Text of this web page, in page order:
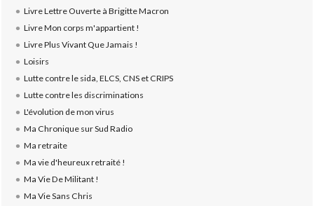
Livre Lettre Ouverte à Brigitte Macron
Livre Mon corps m'appartient !
Livre Plus Vivant Que Jamais !
Loisirs
Lutte contre le sida, ELCS, CNS et CRIPS
Lutte contre les discriminations
L'évolution de mon virus
Ma Chronique sur Sud Radio
Ma retraite
Ma vie d'heureux retraité !
Ma Vie De Militant !
Ma Vie Sans Chris